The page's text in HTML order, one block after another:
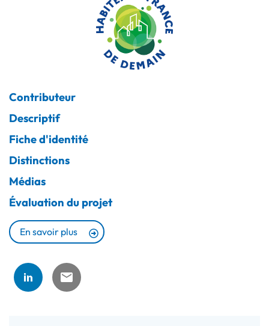
Contributeur
Descriptif
Fiche d'identité
Distinctions
Médias
Évaluation du projet
En savoir plus